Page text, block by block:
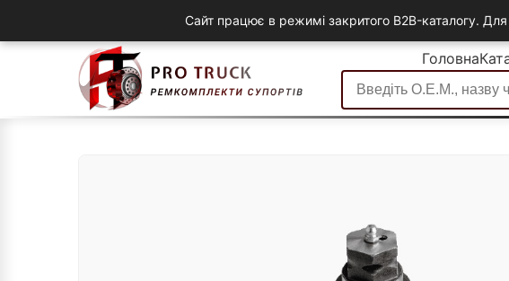
Головна
Сайт працює в режимі закритого B2B-каталогу.